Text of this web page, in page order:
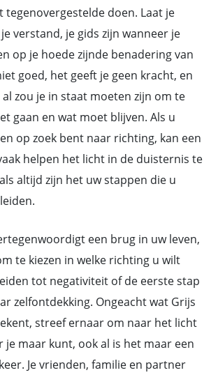
tegenovergestelde doen. Laat je
verstand, je gids zijn wanneer je
op je hoede zijnde benadering van
goed, het geeft je geen kracht, en
zou je in staat moeten zijn om te
gaan en wat moet blijven. Als u
op zoek bent naar richting, kan een
helpen het licht in de duisternis te
altijd zijn het uw stappen die u
een brug in uw leven,
te kiezen in welke richting u wilt
tot negativiteit of de eerste stap
zelfontdekking. Ongeacht wat Grijs
streef ernaar om naar het licht
je maar kunt, ook al is het maar een
Je vrienden, familie en partner